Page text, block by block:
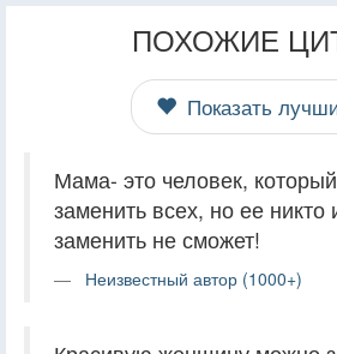
ПОХОЖИЕ
Показать
Мама- это человек,
заменить всех, но ее никто
заменить не сможет!
Неизвестный автор (1000+)